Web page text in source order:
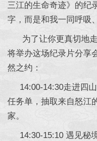
三江的生命奇迹》的纪
字，而是和我一同呼
为了让你更真切地走
将举办这场纪录片分享
然之约：
14:00-14:30走进四
任务单，抽取来自怒江
家。
14:30-15:10 遇见秘